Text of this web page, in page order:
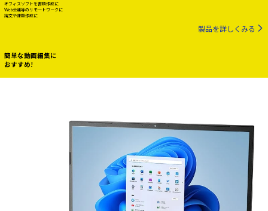
オフィスソフトを書類作成に
Web会議等のリモートワークに
論文や課題作成に
製品を詳しくみる
簡単な動画編集に
おすすめ!